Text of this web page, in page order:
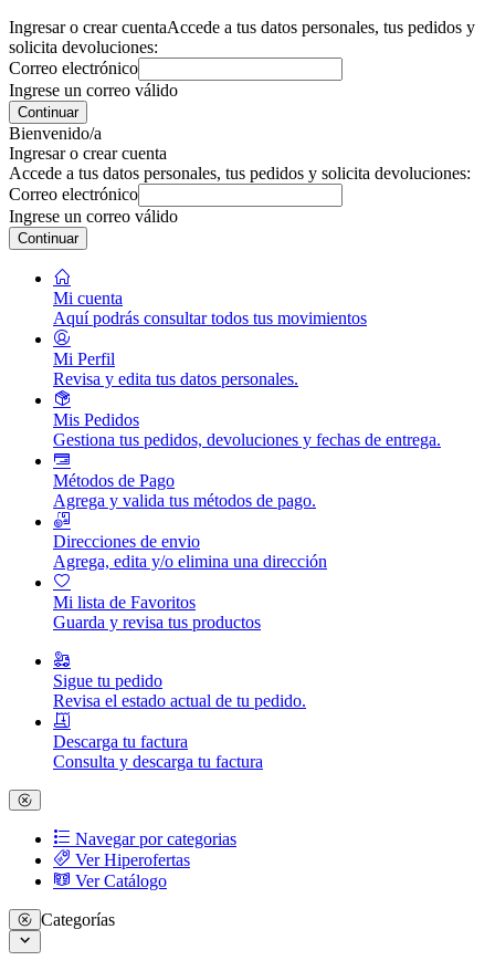
Ingresar o crear cuentaAccede a tus datos personales, tus pedidos y
solicita devoluciones:
Correo electrónico
Ingrese un correo válido
Continuar
Bienvenido/a
Ingresar o crear cuenta
Accede a tus datos personales, tus pedidos y solicita devoluciones:
Correo electrónico
Ingrese un correo válido
Continuar
Mi cuenta
Aquí podrás consultar todos tus movimientos
Mi Perfil
Revisa y edita tus datos personales.
Mis Pedidos
Gestiona tus pedidos, devoluciones y fechas de entrega.
Métodos de Pago
Agrega y valida tus métodos de pago.
Direcciones de envio
Agrega, edita y/o elimina una dirección
Mi lista de Favoritos
Guarda y revisa tus productos
Sigue tu pedido
Revisa el estado actual de tu pedido.
Descarga tu factura
Consulta y descarga tu factura
Navegar por categorias
Ver Hiperofertas
Ver Catálogo
Categorías